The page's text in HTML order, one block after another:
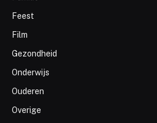
Feest
Film
Gezondheid
Onderwijs
Ouderen
Overige